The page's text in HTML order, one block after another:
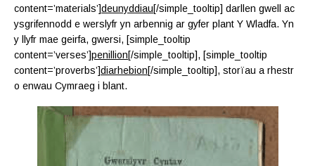
content=’materials’]deunyddiau[/simple_tooltip] darllen gwell ac
ysgrifennodd e werslyfr yn arbennig ar gyfer plant Y Wladfa. Yn
y llyfr mae geirfa, gwersi, [simple_tooltip
content=’verses’]penillion[/simple_tooltip], [simple_tooltip
content=’proverbs’]diarhebion[/simple_tooltip], storïau a rhestr
o enwau Cymraeg i blant.